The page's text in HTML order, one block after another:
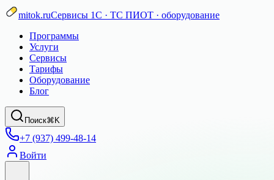
mitok.ruСервисы 1С · ТС ПИОТ · оборудование
Программы
Услуги
Сервисы
Тарифы
Оборудование
Блог
Поиск⌘K
+7 (937) 499-48-14
Войти